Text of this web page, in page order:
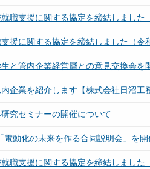
職支援に関する協定を締結しました
援に関する協定を締結しました（令
生と管内企業経営層との意見交換会を
企業を紹介します【株式会社日沼工
究セミナーの開催について
動化の未来を作る合同説明会」を開
職支援に関する協定を締結しました